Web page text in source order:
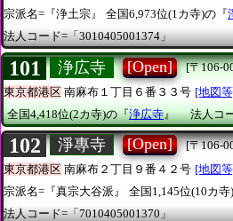
宗派名=『浄土宗』
全国6,973位(1カ寺)の『
法人コード=「3010405001374」
101 浄広寺 [Open]
[〒106-
東京都港区 南麻布１丁目６番３３号 [地図
全国4,418位(2カ寺)の『浄広寺』 法人コ
102 淨專寺 [Open]
[〒106-
東京都港区 南麻布２丁目９番４２号 [地図
宗派名=『真宗大谷派』
全国1,145位(10カ寺
法人コード=「7010405001370」